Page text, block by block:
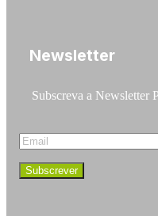
Newsletter
Subscreva a Newsletter